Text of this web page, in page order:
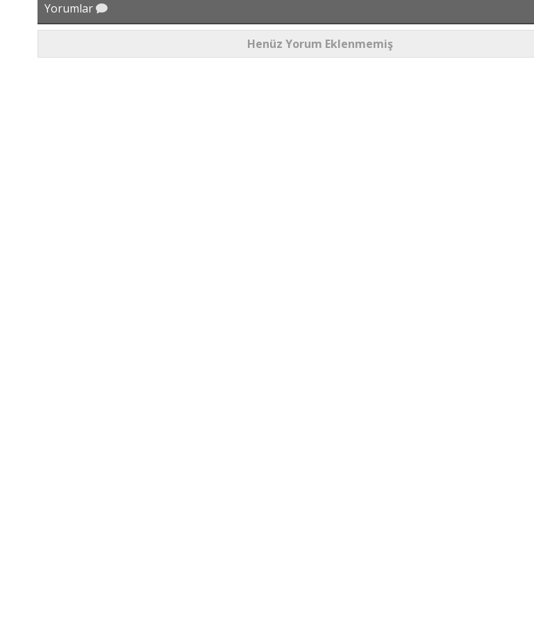
Yorumlar
Henüz Yorum Eklenmemiş